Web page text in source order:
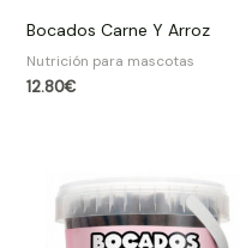
Bocados Carne Y Arroz
Nutrición para mascotas
12.80€